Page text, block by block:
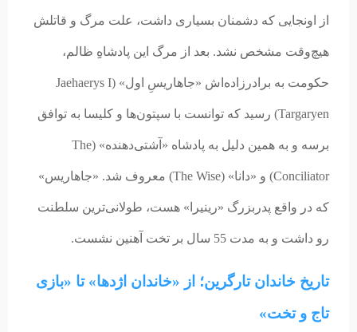
از اونجایی که دشمنان بسیاری داشت، علت مرگ و قاتلش
هیچ‌وقت مشخص نشد. بعد از مرگ این پادشاهِِ ظالم،
حکومت به برادرزاده‌اش «جاهاریسِ اول» (Jaehaerys I
Targaryen) رسید که توانست با سپتون‌ها و کلیسا به توافق
برسه و به همین دلیل به پادشاه «آشتی‌دهنده» (The
Conciliator) و «دانا» (The Wise) معروف شد. «جاهاریس»
که در واقع پدربزرگ «رینیرا» هست، طولانی‌ترین سلطنت
رو داشت و به مدت 55 سال بر تخت آهنین نشست.
تاریخ خاندان تارگرین؛ از «خاندان اژدها» تا «بازی
تاج و تخت»